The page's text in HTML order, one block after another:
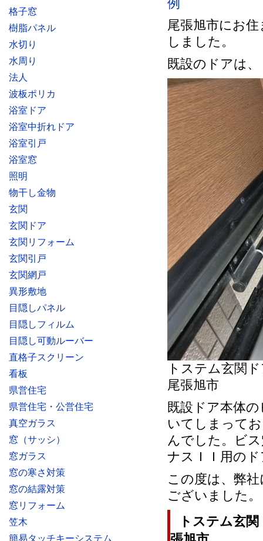
例
尾張旭市にお
しました。
既設のドアは
トステム玄関
尾張旭市
既設ドア本体
いてしまって
んでした。ビ
ナスＩＩ用の
この度は、弊
ございました。
トステム玄
格子窓
樹脂パネル
水切り
水周り
法人
波板ポリカ
浴室ドア
浴室中折れドア
浴室引戸
浴室窓
照明
物干し金物
玄関
玄関ドア
玄関リフォーム
玄関引戸
玄関網戸
異形敷地
目隠しパネル
目隠しフィルム
目隠し可動ルーバー
直格子スクリーン
看板
県営住宅
県営住宅・公営住宅
真空ガラス
窓（サッシ）
窓ガラス
窓の寒さ対策
窓の結露対策
窓リフォーム
笠木
簡易タッチキーシステム